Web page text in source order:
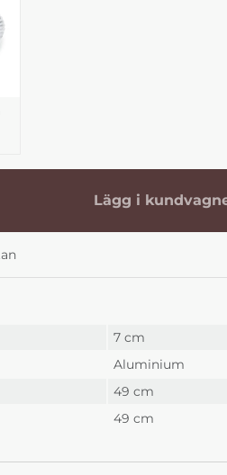
Lägg i
7 cm
Aluminium
49 cm
49 cm